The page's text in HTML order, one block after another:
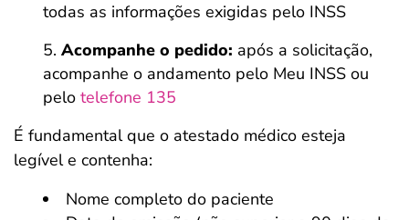
todas as informações exigidas pelo INSS
Acompanhe o pedido: após a solicitação,
acompanhe o andamento pelo Meu INSS ou
pelo telefone 135
É fundamental que o atestado médico esteja
legível e contenha:
Nome completo do paciente